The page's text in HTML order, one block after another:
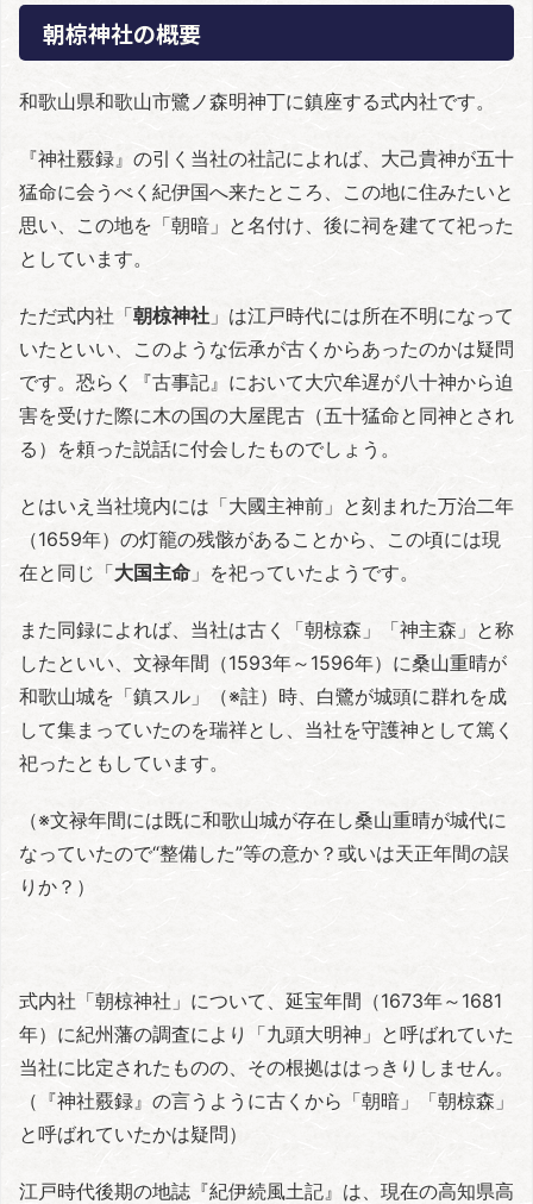
朝椋神社の概要
和歌山県和歌山市鷺ノ森明神丁に鎮座する式内社です。
『神社覈録』の引く当社の社記によれば、大己貴神が五十
猛命に会うべく紀伊国へ来たところ、この地に住みたいと
思い、この地を「朝暗」と名付け、後に祠を建てて祀った
としています。
ただ式内社「朝椋神社 」は江戸時代には所在不明になって
いたといい、このような伝承が古くからあったのかは疑問
です。恐らく『古事記』において大穴牟遅が八十神から迫
害を受けた際に木の国の大屋毘古（五十猛命と同神とされ
る）を頼った説話に付会したものでしょう。
とはいえ当社境内には「大國主神前」と刻まれた万治二年
（1659年）の灯籠の残骸があることから、この頃には現
在と同じ「大国主命 」を祀っていたようです。
また同録によれば、当社は古く「朝椋森」「神主森」と称
したといい、文禄年間（1593年～1596年）に桑山重晴が
和歌山城を「鎮スル」（※註）時、白鷺が城頭に群れを成
して集まっていたのを瑞祥とし、当社を守護神として篤く
祀ったともしています。
（※文禄年間には既に和歌山城が存在し桑山重晴が城代に
なっていたので“整備した”等の意か？或いは天正年間の誤
りか？）
式内社「朝椋神社」について、延宝年間（1673年～1681
年）に紀州藩の調査により「九頭大明神」と呼ばれていた
当社に比定されたものの、その根拠ははっきりしません。
（『神社覈録』の言うように古くから「朝暗」「朝椋森」
と呼ばれていたかは疑問）
江戸時代後期の地誌『紀伊続風土記』は、現在の高知県高